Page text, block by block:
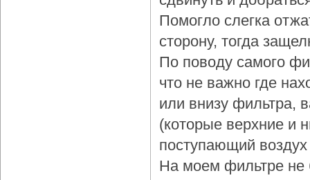
Помогло слегка
сторону, тогда
По поводу самого
что не важно где
или внизу фильтра,
(которые верхние и
поступающий
На моем фильтре не